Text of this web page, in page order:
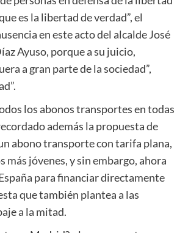
es la libertad de verdad”, el
en este acto del alcalde José
Ayuso, porque a su juicio,
a gran parte de la sociedad”,
los abonos transportes en todas
además la propuesta de
abono transporte con tarifa plana,
más jóvenes, y sin embargo, ahora
para financiar directamente
que también plantea a las
a la mitad.